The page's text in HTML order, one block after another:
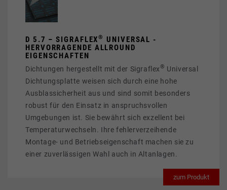
D 5.7 – SIGRAFLEX®
UNIVERSAL -
HERVORRAGENDE ALLROUND
EIGENSCHAFTEN
Dichtungen hergestellt mit der Sigraflex® Universal
Dichtungsplatte weisen sich durch eine hohe
Ausblassicherheit aus und sind somit besonders
robust für den Einsatz in anspruchsvollen
Umgebungen ist. Sie bewährt sich exzellent bei
Temperaturwechseln. Ihre fehlerverzeihende
Montage- und Betriebseigenschaft machen sie zu
einer zuverlässigen Wahl auch in Altanlagen.
zum Produkt